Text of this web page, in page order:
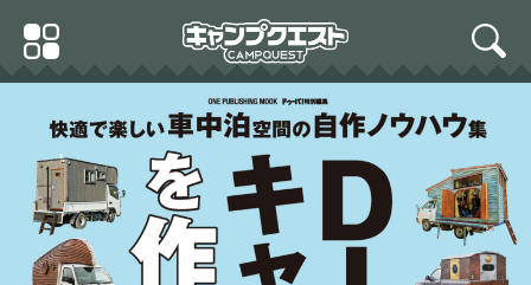
Primary
Menu
search